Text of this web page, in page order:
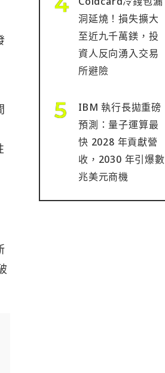
洞延燒！損失擴大
至近九千萬鎂，投
資人反向湧入交易
所避險
IBM 執行長拋重磅
預測：量子運算最
快 2028 年貢獻營
收，2030 年引爆數
兆美元商機